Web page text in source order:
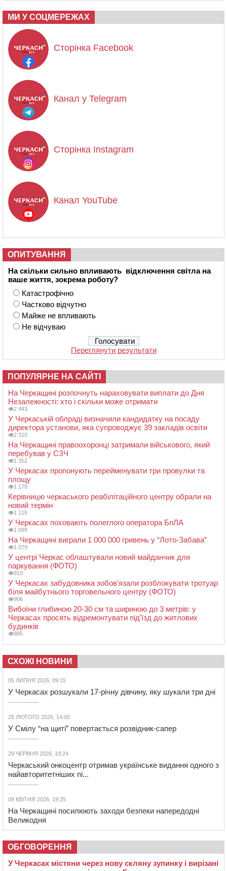
МИ У СОЦМЕРЕЖАХ
Сторінка Facebook
Канал у Telegram
Сторінка Instagram
Канал YouTube
ОПИТУВАННЯ
На скільки сильно впливають відключення світла на
ваше життя, зокрема роботу?
Катастрофічно
Частково відчутно
Майже не впливають
Не відчуваю
Переглянути результати
ПОПУЛЯРНЕ НА САЙТІ
На Черкащині розпочнуть нараховувати виплати до Дня
Незалежності: хто і скільки може отримати
2 443
У Черкаській облраді визначили кандидатку на посаду
директора установи, яка супроводжує 39 закладів освіти
2 310
На Черкащині правоохоронці затримали військового, який
перебував у СЗЧ
1 352
У Черкасах пропонують перейменувати три провулки та
площу
1 178
Керівницю черкаського реабілітаційного центру обрали на
новий термін
1 116
У Черкасах поховають полеглого оператора БпЛА
1 099
На Черкащині виграли 1 000 000 гривень у “Лото-Забава”
1 079
У центрі Черкас облаштували новий майданчик для
паркування (ФОТО)
910
У Черкасах забудовника зобов’язали розблокувати тротуар
біля майбутнього торговельного центру (ФОТО)
906
Вибоїни глибиною 20-30 см та шириною до 3 метрів: у
Черкасах просять відремонтувати під’їзд до житлових
будинків
885
СХОЖІ НОВИНИ
05 ЛИПНЯ 2026, 09:15
У Черкасах розшукали 17-річну дівчину, яку шукали три дні
25 ЛЮТОГО 2026, 14:00
У Смілу “на щиті” повертається розвідник-сапер
29 ЧЕРВНЯ 2026, 19:24
Черкаський онкоцентр отримав українське видання одного з
найавторитетніших пі...
09 КВІТНЯ 2026, 19:25
На Черкащині посилюють заходи безпеки напередодні
Великодня
ОБГОВОРЕННЯ
У Черкасах містяни через нову скляну зупинку і вирізані